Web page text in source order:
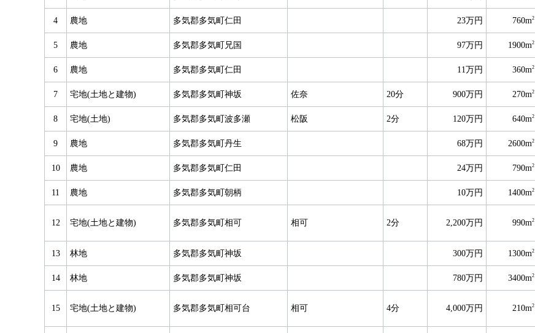
4 農地 多気郡多気町仁田 23万円 760m2
5 農地 多気郡多気町兄国 97万円 1900m2
6 農地 多気郡多気町仁田 11万円 360m2
7 宅地(土地と建物) 多気郡多気町神坂 佐奈 20分 900万円 270m2
8 宅地(土地) 多気郡多気町波多瀬 松阪 2分 120万円 640m2
9 農地 多気郡多気町丹生 68万円 2600m2
10 農地 多気郡多気町仁田 24万円 790m2
11 農地 多気郡多気町朝柄 10万円 1400m2
12 宅地(土地と建物) 多気郡多気町相可 相可 2分 2,200万円 990m2
13 林地 多気郡多気町神坂 300万円 1300m2
14 林地 多気郡多気町神坂 780万円 3400m2
15 宅地(土地と建物) 多気郡多気町相可台 相可 4分 4,000万円 210m2